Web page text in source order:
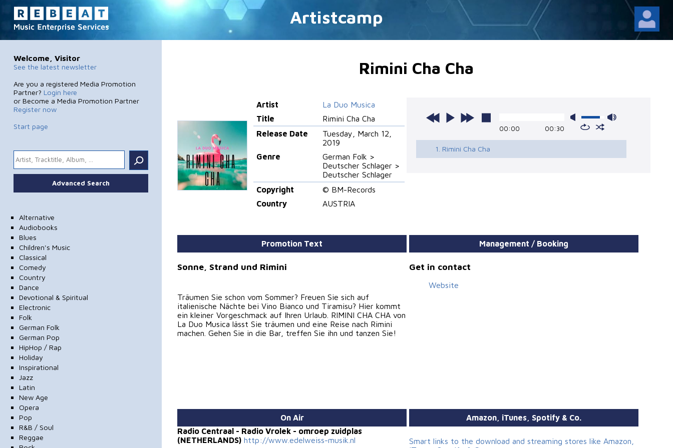
Artistcamp
Welcome, Visitor
See the latest newsletter
Are you a registered Media Promotion
Partner? Login here
or Become a Media Promotion Partner
Register now
Start page
.
Advanced Search
Alternative
Audiobooks
Blues
Children's Music
Classical
Comedy
Country
Dance
Devotional & Spiritual
Electronic
Folk
German Folk
German Pop
HipHop / Rap
Holiday
Inspirational
Jazz
Latin
New Age
Opera
Pop
R&B / Soul
Reggae
Rimini Cha Cha
Artist
La Duo Musica
Title
Rimini Cha Cha
Release Date
Tuesday, March 12,
2019
Genre
German Folk >
Deutscher Schlager >
Deutscher Schlager
Copyright
© BM-Records
Country
AUSTRIA
00:00 00:30
1. Rimini Cha Cha
Promotion Text
Sonne, Strand und Rimini
Träumen Sie schon vom Sommer? Freuen Sie sich auf
italienische Nächte bei Vino Bianco und Tiramisu? Hier kommt
ein kleiner Vorgeschmack auf Ihren Urlaub. RIMINI CHA CHA von
La Duo Musica lässt Sie träumen und eine Reise nach Rimini
machen. Gehen Sie in die Bar, treffen Sie ihn und tanzen Sie!
Management / Booking
Get in contact
Website
On Air
Radio Centraal - Radio Vrolek - omroep zuidplas
(NETHERLANDS) http://www.edelweiss-musik.nl
Amazon, iTunes, Spotify & Co.
Smart links to the download and streaming stores like Amazon,